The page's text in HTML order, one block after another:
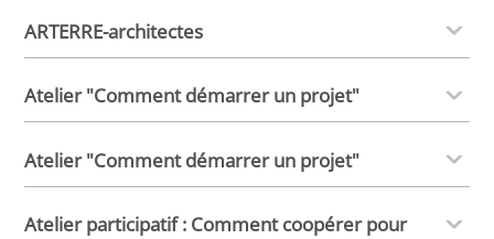
ARTERRE-architectes
Atelier "Comment démarrer un projet"
Atelier "Comment démarrer un projet"
Atelier participatif : Comment coopérer pour